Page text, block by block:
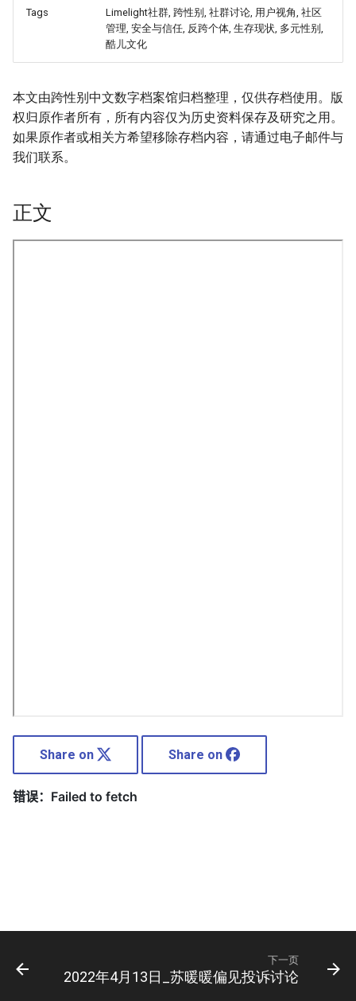
Tags
Limelight社群, 跨性别, 社群讨论, 用户视角, 社区
管理, 安全与信任, 反跨个体, 生存现状, 多元性别,
酷儿文化
本文由跨性别中文数字档案馆归档整理，仅供存档使用。版
权归原作者所有，所有内容仅为历史资料保存及研究之用。
如果原作者或相关方希望移除存档内容，请通过电子邮件与
我们联系。
正文
Share on Share on
下一页
2022年4月13日_苏暖暖偏见投诉讨论